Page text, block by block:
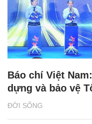
ĐỜI SỐNG
Báo chí Việt
dựng và bảo vệ